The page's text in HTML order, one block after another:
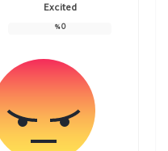
Excited
0
%